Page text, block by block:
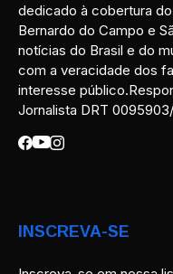
dedicado à cobertura
Bernardo do Campo e
notícias do Brasil e do
com a veracidade dos
interesse
Jornalista DRT
INSCREVA-SE